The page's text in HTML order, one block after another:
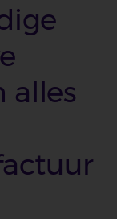
alles